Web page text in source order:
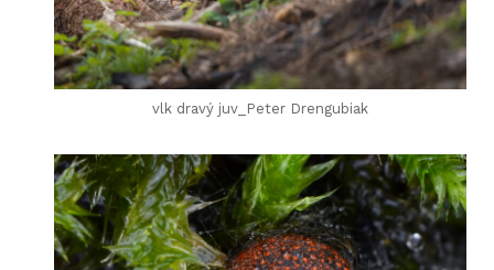
vlk dravý juv_Peter Drengubiak